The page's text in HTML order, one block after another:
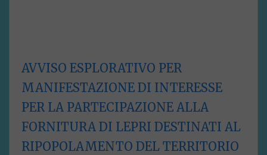
AVVISO ESPLORATIVO PER
MANIFESTAZIONE DI INTERESSE
PER LA PARTECIPAZIONE ALLA
FORNITURA DI LEPRI DESTINATI AL
RIPOPOLAMENTO DEL TERRITORIO